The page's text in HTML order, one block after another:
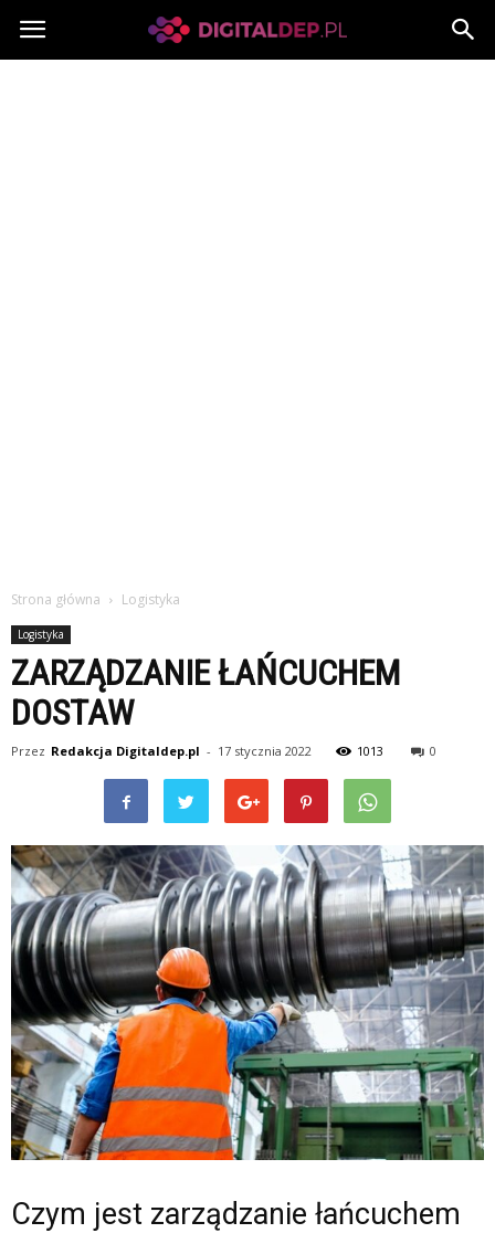
Digitaldep.pl
Strona główna Logistyka
Logistyka
ZARZĄDZANIE ŁAŃCUCHEM
DOSTAW
Przez Redakcja Digitaldep.pl - 17 stycznia 2022 1013 0
Czym jest zarządzanie łańcuchem